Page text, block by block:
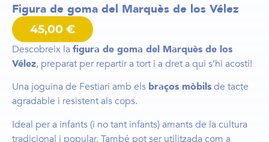
Figura de goma del Marquès de los Vélez
45,00 €
Descobreix la figura de goma del Marquès de los
Vélez, preparat per repartir a tort i a dret a qui s’hi acosti!
Una joguina de Festiari amb els braços mòbilsde tacte
agradable i resistent als cops.
Ideal per a infants (i no tant infants) amants de la cultura
tradicional i popular. També pot ser utilitzada com a